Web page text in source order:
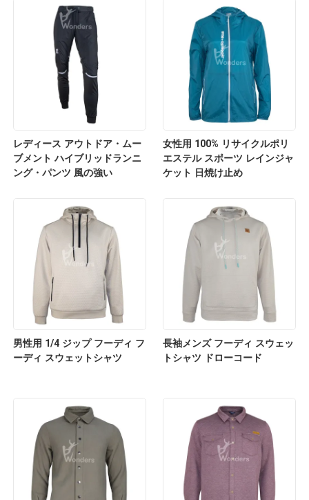
レディース アウトドア・ムー
ブメント ハイブリッドランニ
ング・パンツ 風の強い
女性用 100% リサイクルポリ
エステル スポーツ レインジャ
ケット 日焼け止め
男性用 1/4 ジップ フーディ フ
ーディ スウェットシャツ
長袖メンズ フーディ スウェッ
トシャツ ドローコード